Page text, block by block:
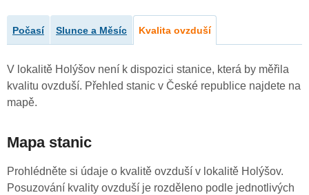
Počasí Slunce a Měsíc Kvalita ovzduší
V lokalitě Holýšov není k dispozici stanice, která by měřila
kvalitu ovzduší. Přehled stanic v České republice najdete na
mapě.
Mapa stanic
Prohlédněte si údaje o kvalitě ovzduší v lokalitě Holýšov.
Posuzování kvality ovzduší je rozděleno podle jednotlivých